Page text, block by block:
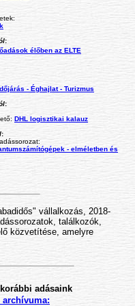
:
élőben az ELTE
- Éghajlat - Turizmus
:
DHL logisztikai kalauz
:
- elméletben és
vállalkozás, 2018-
találkozók,
közvetítése, amelyre
korábbi adásaink
archívuma: